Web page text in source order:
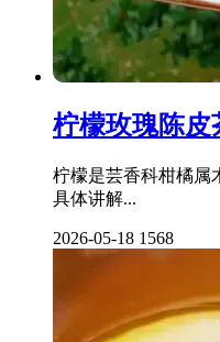
柠檬玫瑰陈皮
柠檬是芸香科柑橘属
具体讲解...
2026-05-18 1568